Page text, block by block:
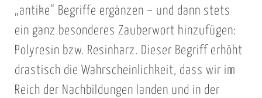
„antike“ Begriffe ergänzen – und dann stets
ein ganz besonderes Zauberwort hinzufügen:
Polyresin bzw. Resinharz. Dieser Begriff erhöht
drastisch die Wahrscheinlichkeit, dass wir im
Reich der Nachbildungen landen und in der